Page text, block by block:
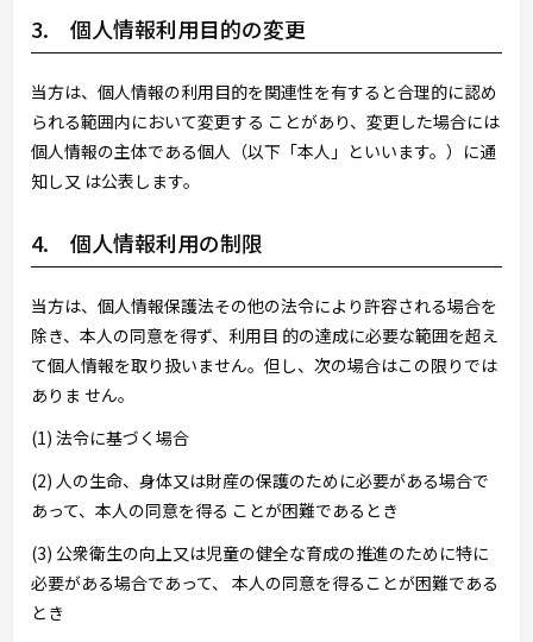
3. 個人情報利用目的の変更
当方は、個人情報の利用目的を関連性を有すると合理的に認め
られる範囲内において変更する ことがあり、変更した場合には
個人情報の主体である個人（以下「本人」といいます。）に通
知し又 は公表します。
4. 個人情報利用の制限
当方は、個人情報保護法その他の法令により許容される場合を
除き、本人の同意を得ず、利用目 的の達成に必要な範囲を超え
て個人情報を取り扱いません。但し、次の場合はこの限りでは
ありま せん。
(1) 法令に基づく場合
(2) 人の生命、身体又は財産の保護のために必要がある場合で
あって、本人の同意を得る ことが困難であるとき
(3) 公衆衛生の向上又は児童の健全な育成の推進のために特に
必要がある場合であって、 本人の同意を得ることが困難である
とき